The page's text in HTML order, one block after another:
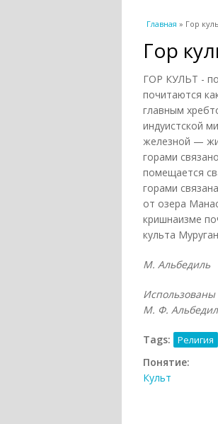
Вы здесь
Главная » Гор
Гор
ГОР КУЛЬТ -
почитаются
главным
индуистской
железной —
горами
помещается
горами
от озера
кришнаизме
культа
М. Альбедиль
М. Ф.
Tags: Религия
Понятие:
Культ